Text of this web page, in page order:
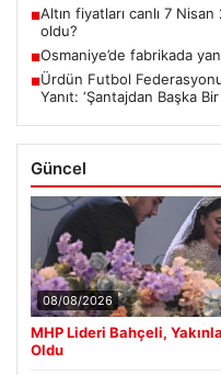
■Altın fiyatları canlı 7
oldu?
■Osmaniye’de fabrikada
■Ürdün Futbol Federasyonu
Yanıt: ‘Şantajdan Başka
Güncel
08/08/2026
MHP Lideri Bahçeli,
Oldu